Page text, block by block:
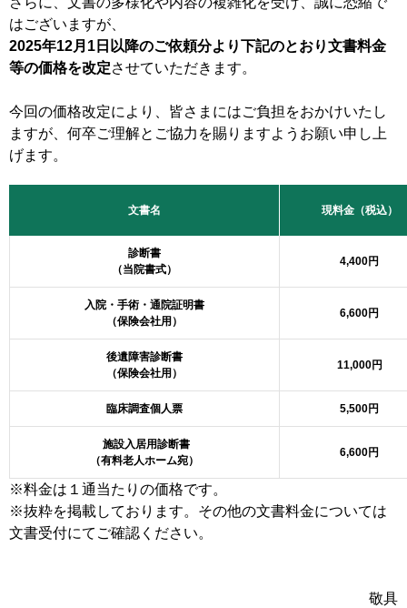
はございますが、
2025年12月1日以降のご依頼分より下記のとおり文書料金
等の価格を改定させていただきます。
今回の価格改定により、皆さまにはご負担をおかけいたし
ますが、何卒ご理解とご協力を賜りますようお願い申し上
げます。
文書名 現料金（税込）
診断書
（当院書式）
4,400円
入院・手術・通院証明書
（保険会社用）
6,600円
後遺障害診断書
（保険会社用）
11,000円
臨床調査個人票 5,500円
施設入居用診断書
（有料老人ホーム宛）
6,600円
※料金は１通当たりの価格です。
※抜粋を掲載しております。その他の文書料金については
文書受付にてご確認ください。
敬具